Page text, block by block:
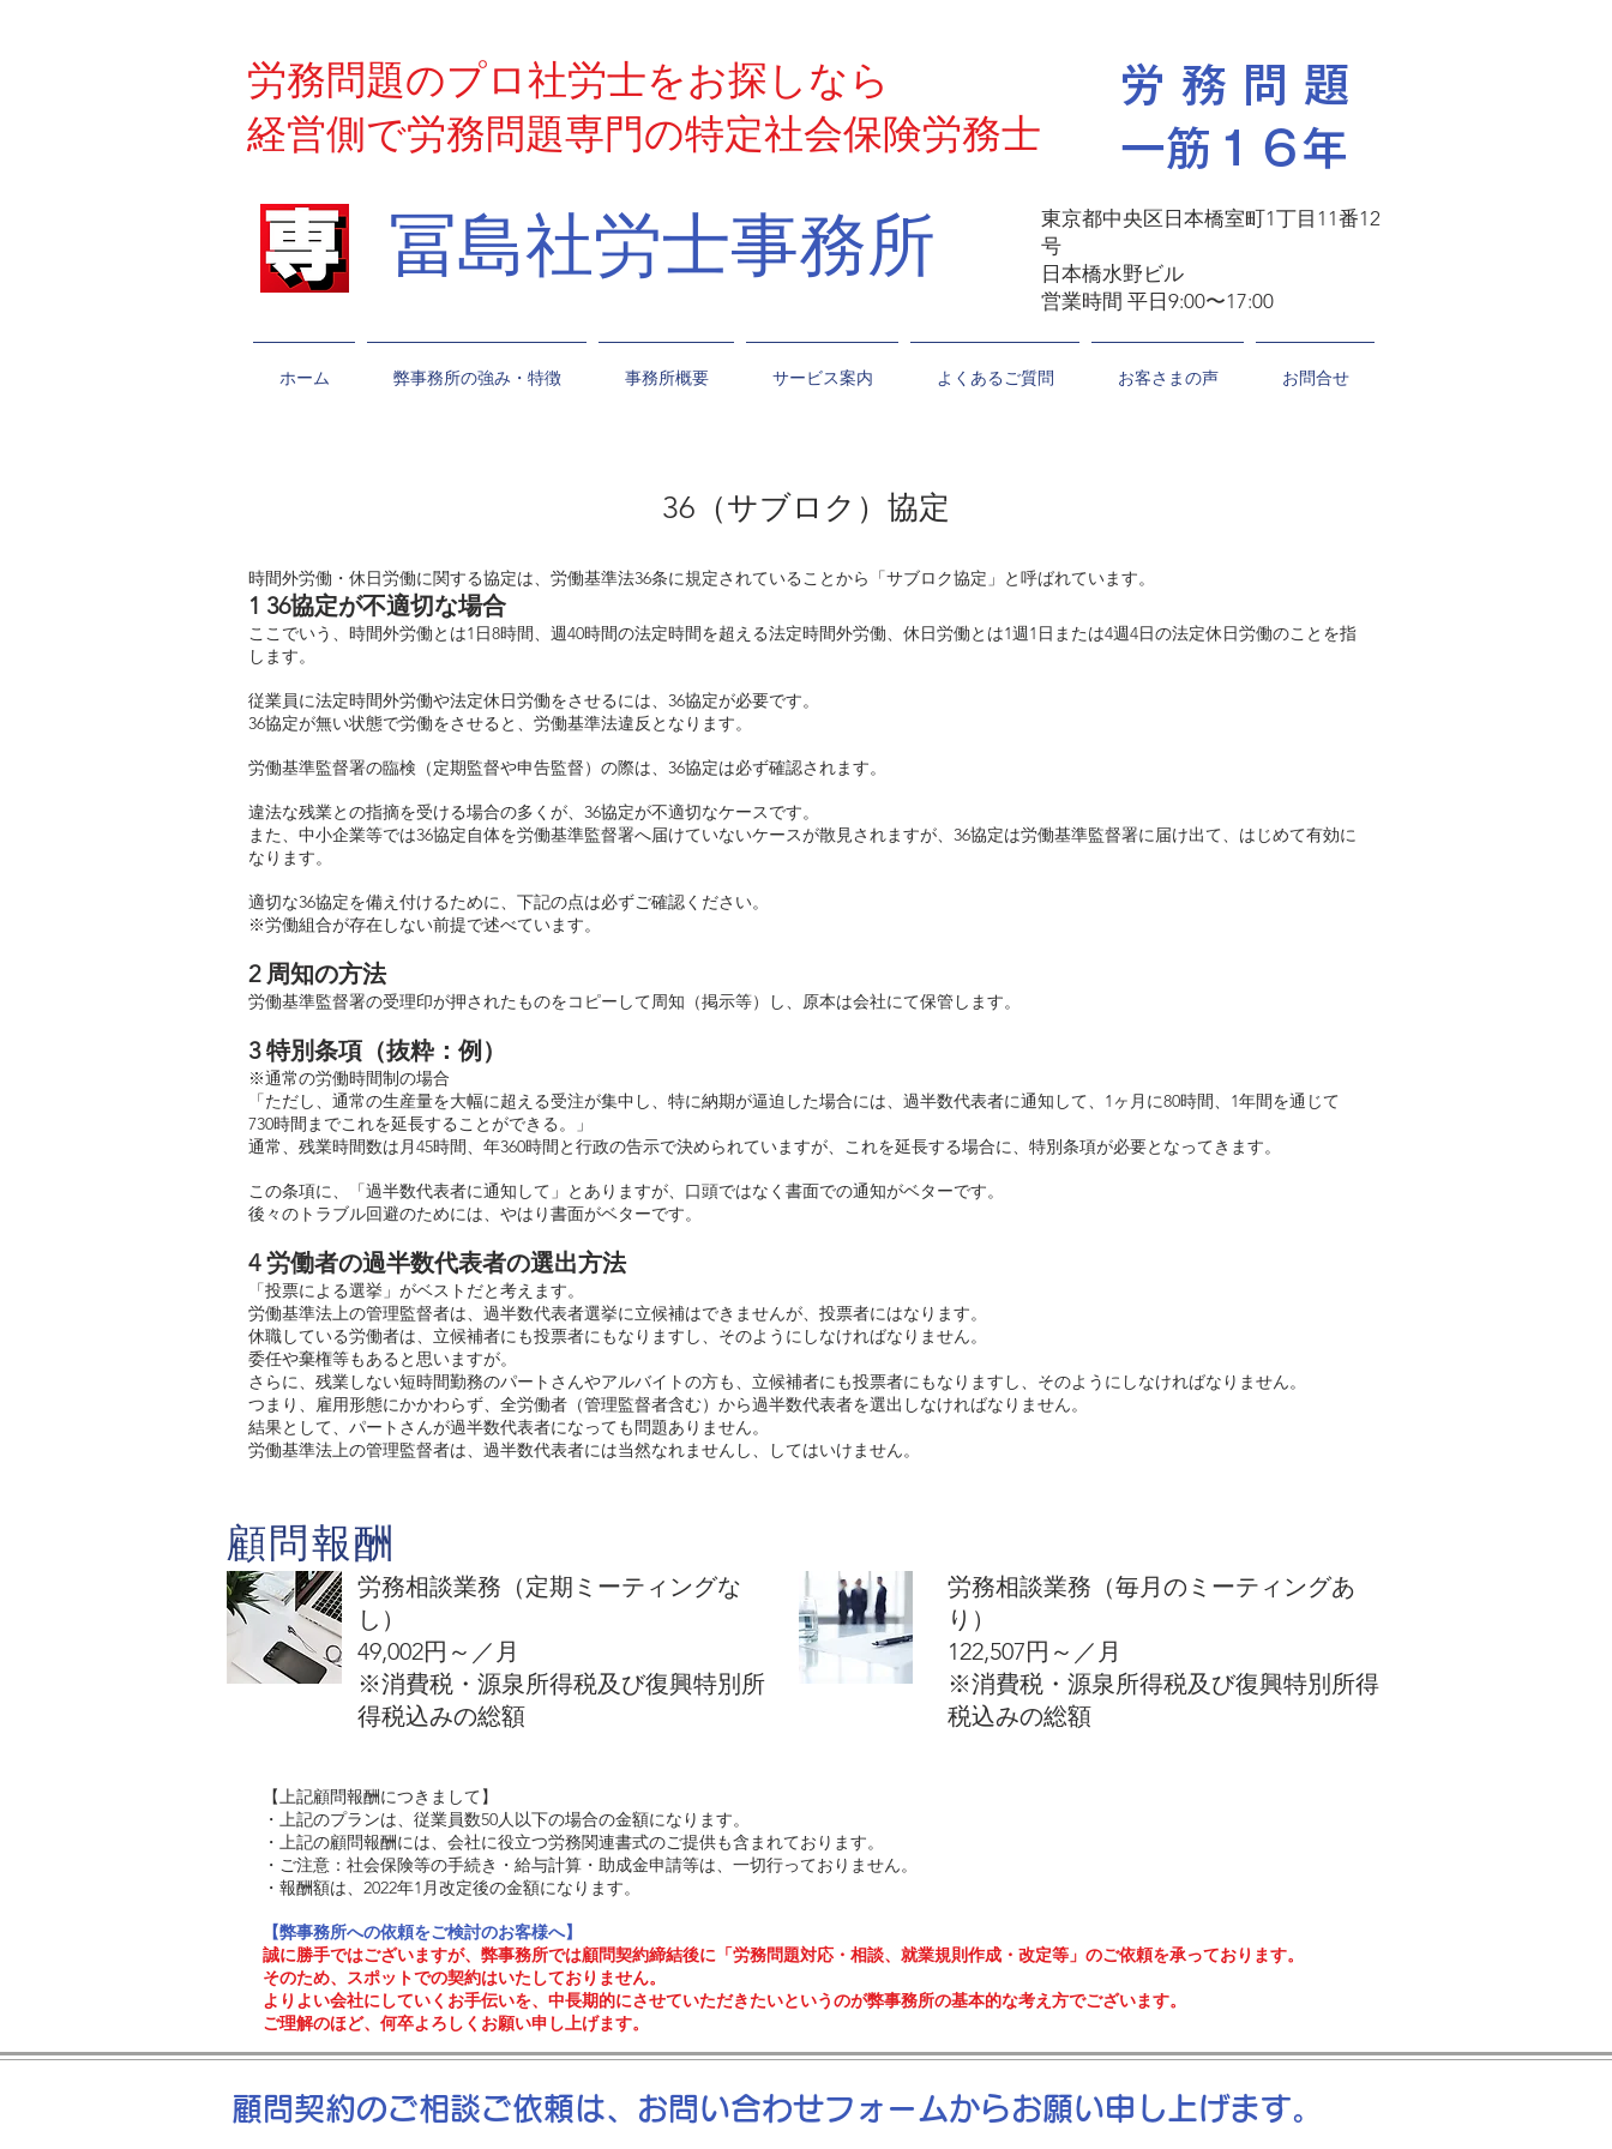
労務問題のプロ社労士をお探しなら
経営側で労務問題専門の特定社会保険労務士
​労 務 問 題
一筋１６年
​冨島社労士事務所
東京都中央区日本橋室町1丁目11番12
号
日本橋水野ビル
営業時間 平日9:00〜17:00
ホーム 弊事務所の強み・特徴 事務所概要 サービス案内 よくあるご質問 お客さまの声 お問合せ
36（サブロク）協定
時間外労働・休日労働に関する協定は、労働基準法36条に規定されていることから「サブロク協定」と呼ばれています。
1 36協定が不適切な場合
ここでいう、時間外労働とは1日8時間、週40時間の法定時間を超える法定時間外労働、休日労働とは1週1日または4週4日の法定休日労働のことを指
します。
従業員に法定時間外労働や法定休日労働をさせるには、36協定が必要です。
36協定が無い状態で労働をさせると、労働基準法違反となります。
労働基準監督署の臨検（定期監督や申告監督）の際は、36協定は必ず確認されます。
違法な残業との指摘を受ける場合の多くが、36協定が不適切なケースです。
また、中小企業等では36協定自体を労働基準監督署へ届けていないケースが散見されますが、36協定は労働基準監督署に届け出て、はじめて有効に
なります。
適切な36協定を備え付けるために、下記の点は必ずご確認ください。
※労働組合が存在しない前提で述べています。
2 周知の方法
労働基準監督署の受理印が押されたものをコピーして周知（掲示等）し、原本は会社にて保管します。
3 特別条項（抜粋：例）
※通常の労働時間制の場合
「ただし、通常の生産量を大幅に超える受注が集中し、特に納期が逼迫した場合には、過半数代表者に通知して、1ヶ月に80時間、1年間を通じて
730時間までこれを延長することができる。」
通常、残業時間数は月45時間、年360時間と行政の告示で決められていますが、これを延長する場合に、特別条項が必要となってきます。
この条項に、「過半数代表者に通知して」とありますが、口頭ではなく書面での通知がベターです。
後々のトラブル回避のためには、やはり書面がベターです。
4 労働者の過半数代表者の選出方法
「投票による選挙」がベストだと考えます。
労働基準法上の管理監督者は、過半数代表者選挙に立候補はできませんが、投票者にはなります。
休職している労働者は、立候補者にも投票者にもなりますし、そのようにしなければなりません。
委任や棄権等もあると思いますが。
さらに、残業しない短時間勤務のパートさんやアルバイトの方も、立候補者にも投票者にもなりますし、そのようにしなければなりません。
つまり、雇用形態にかかわらず、全労働者（管理監督者含む）から過半数代表者を選出しなければなりません。
結果として、パートさんが過半数代表者になっても問題ありません。
労働基準法上の管理監督者は、過半数代表者には当然なれませんし、してはいけません。
顧問報酬
労務相談業務（定期ミーティングな
し）
​49,002円～／月
​※消費税・源泉所得税及び復興特別所
得税込みの総額
労務相談業務（毎月のミーティングあ
り）
​122,507円～／月
​※消費税・源泉所得税及び復興特別所得
税込みの総額
【上記顧問報酬につきまして】
​・上記のプランは、従業員数50人以下の場合の金額になります。
・上記の顧問報酬には、会社に役立つ労務関連書式のご提供も含まれております。
・ご注意：社会保険等の手続き・給与計算・助成金申請等は、一切行っておりません。
・報酬額は、2022年1月改定後の金額になります。​​
【弊事務所への依頼をご検討のお客様へ】
誠に勝手ではございますが、弊事務所では顧問契約締結後に「労務問題対応・相談、就業規則作成・改定等」のご依頼を承っております。
そのため、スポットでの契約はいたしておりません。
よりよい会社にしていくお手伝いを、中長期的にさせていただきたいというのが弊事務所の基本的な考え方でございます。
​ご理解のほど、何卒よろしくお願い申し上げます。
顧問契約のご相談ご依頼は、お問い合わせフォームからお願い申し上げます。